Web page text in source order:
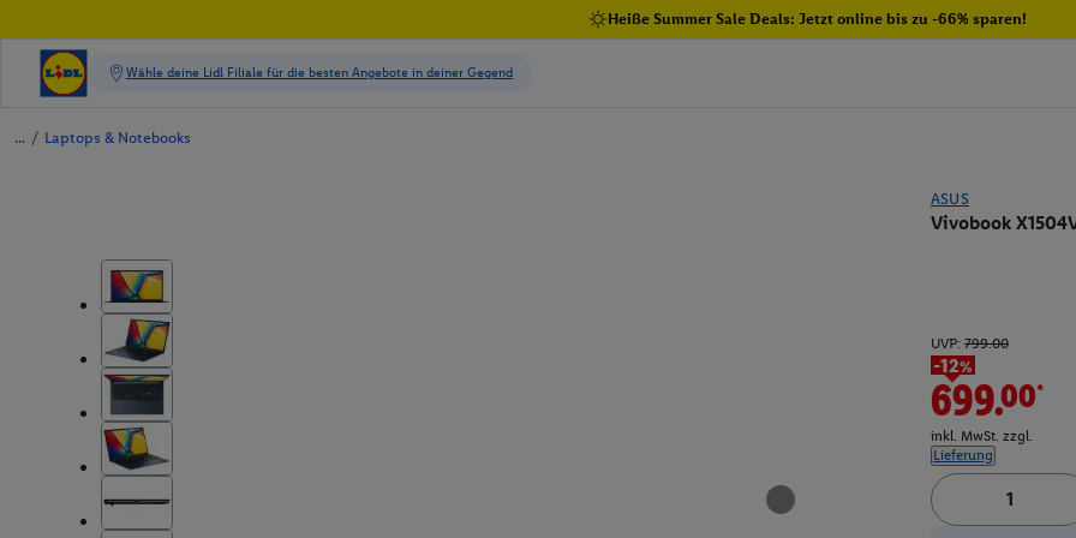
Heiße Summer Sale Deals: Jetzt online bis zu -66% sparen!
/ Laptops & Notebooks
ASUS
Vivobook
UVP: 799.00
-12%
699.00*
inkl. MwSt. zzgl.
Lieferung